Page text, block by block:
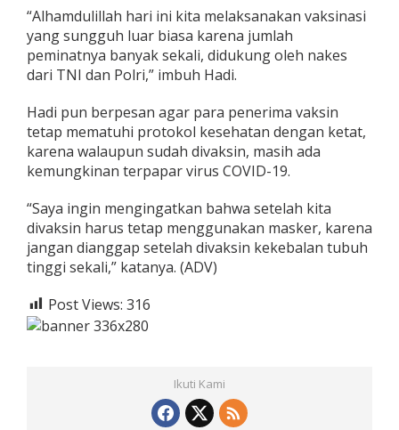
“Alhamdulillah hari ini kita melaksanakan vaksinasi
yang sungguh luar biasa karena jumlah
peminatnya banyak sekali, didukung oleh nakes
dari TNI dan Polri,” imbuh Hadi.
Hadi pun berpesan agar para penerima vaksin
tetap mematuhi protokol kesehatan dengan ketat,
karena walaupun sudah divaksin, masih ada
kemungkinan terpapar virus COVID-19.
“Saya ingin mengingatkan bahwa setelah kita
divaksin harus tetap menggunakan masker, karena
jangan dianggap setelah divaksin kekebalan tubuh
tinggi sekali,” katanya. (ADV)
Post Views: 316
Ikuti Kami